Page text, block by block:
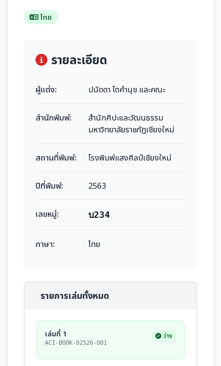
ไทย
รายละเอียด
ผู้แต่ง: ปนัดดา โตคำนุช และคณะ
สำนักพิมพ์:
สำนักศิปะและวัฒนธรรม
มหาวิทยาลัยราชภัฏเชียงใหม่
สถานที่พิมพ์: โรงพิมพ์แสงศิลป์เชียงใหม่
ปีที่พิมพ์: 2563
เลขหมู่: บ234
ภาษา: ไทย
รายการเล่มทั้งหมด
เล่มที่ 1
ACI-BOOK-02526-001
ว่าง